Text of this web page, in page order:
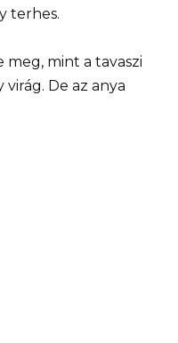
terhes.
mint a tavaszi
De az anya